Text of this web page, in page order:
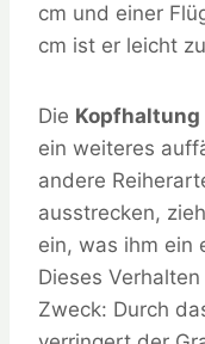
cm und einer
cm ist er leicht
Die Kopfhaltung
ein weiteres
andere
ausstrecken,
ein, was ihm ein
Dieses
Zweck: Durch